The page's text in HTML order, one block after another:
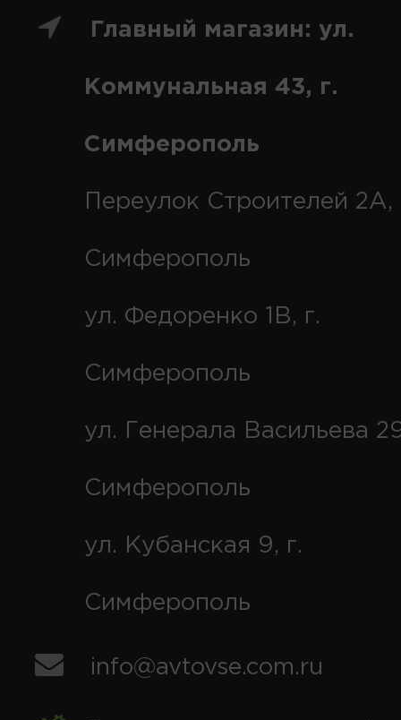
Главный магазин: ул.
Коммунальная 43, г.
Симферополь
Переулок Строителей 2А,
Симферополь
ул. Федоренко 1В, г.
Симферополь
ул. Генерала Васильева
Симферополь
ул. Кубанская 9, г.
Симферополь
info@avtovse.com.ru